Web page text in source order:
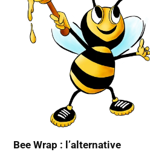
Bee Wrap : l’alternative